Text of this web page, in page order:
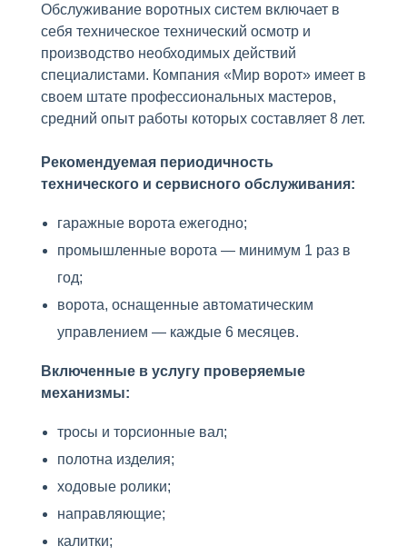
Обслуживание воротных систем включает в
себя техническое технический осмотр и
производство необходимых действий
специалистами. Компания «Мир ворот» имеет в
своем штате профессиональных мастеров,
средний опыт работы которых составляет 8 лет.
Рекомендуемая периодичность
технического и сервисного обслуживания:
гаражные ворота ежегодно;
промышленные ворота — минимум 1 раз в
год;
ворота, оснащенные автоматическим
управлением — каждые 6 месяцев.
Включенные в услугу проверяемые
механизмы:
тросы и торсионные вал;
полотна изделия;
ходовые ролики;
направляющие;
калитки;